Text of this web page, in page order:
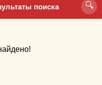
поиска 🔍